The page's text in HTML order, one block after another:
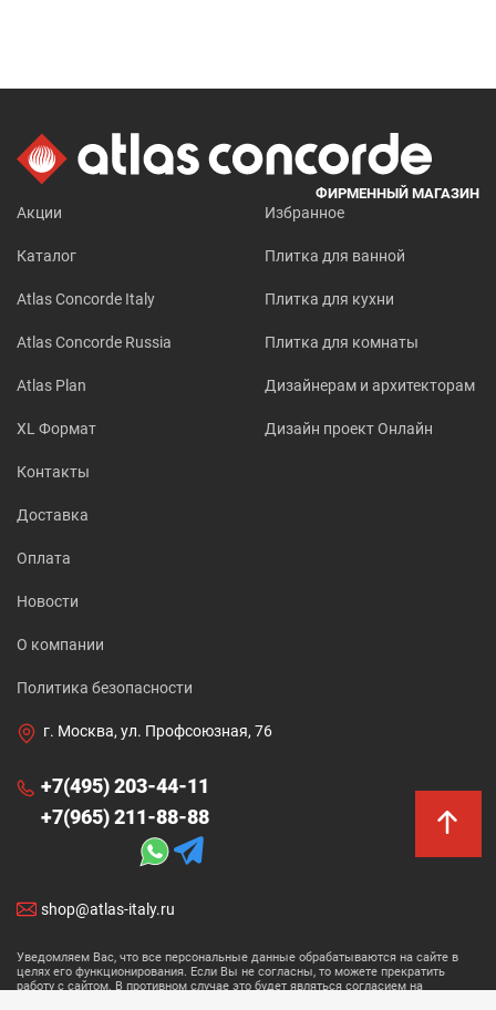
ФИРМЕННЫЙ МАГАЗИН
Акции
Каталог
Atlas Concorde Italy
Atlas Concorde Russia
Atlas Plan
XL Формат
Избранное
Плитка для ванной
Плитка для кухни
Плитка для комнаты
Дизайнерам и архитекторам
Дизайн проект Онлайн
Контакты
Доставка
Оплата
Новости
О компании
Политика безопасности
г. Москва, ул. Профсоюзная, 76
+7(495) 203-44-11
+7(965) 211-88-88
shop@atlas-italy.ru
Уведомляем Вас, что все персональные данные обрабатываются на сайте в
целях его функционирования. Если Вы не согласны, то можете прекратить
работу с сайтом. В противном случае это будет являться согласием на